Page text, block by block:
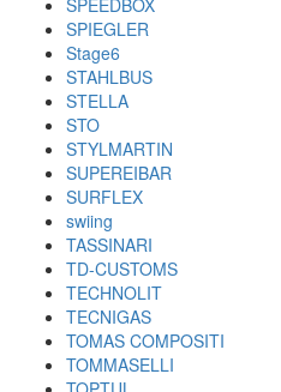
SPEEDBOX
SPIEGLER
Stage6
STAHLBUS
STELLA
STO
STYLMARTIN
SUPEREIBAR
SURFLEX
swiing
TASSINARI
TD-CUSTOMS
TECHNOLIT
TECNIGAS
TOMAS COMPOSITI
TOMMASELLI